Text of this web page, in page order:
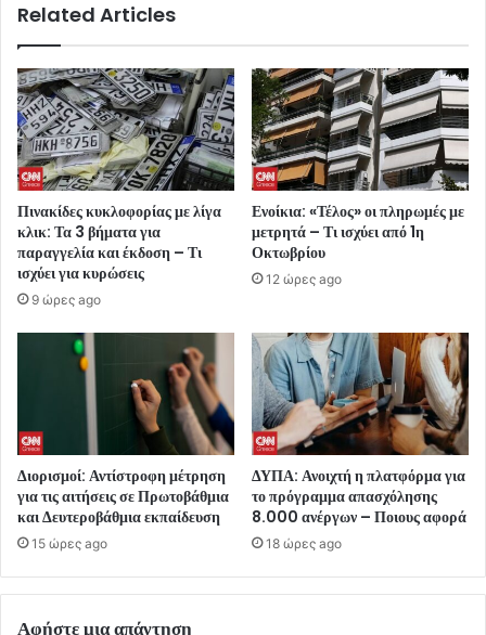
Related Articles
Πινακίδες κυκλοφορίας με λίγα
κλικ: Τα 3 βήματα για
παραγγελία και έκδοση – Τι
ισχύει για κυρώσεις
9 ώρες ago
Ενοίκια: «Τέλος» οι πληρωμές με
μετρητά – Τι ισχύει από 1η
Οκτωβρίου
12 ώρες ago
Διορισμοί: Αντίστροφη μέτρηση
για τις αιτήσεις σε Πρωτοβάθμια
και Δευτεροβάθμια εκπαίδευση
15 ώρες ago
ΔΥΠΑ: Ανοιχτή η πλατφόρμα για
το πρόγραμμα απασχόλησης
8.000 ανέργων – Ποιους αφορά
18 ώρες ago
Αφήστε μια απάντηση